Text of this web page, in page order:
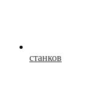
станков